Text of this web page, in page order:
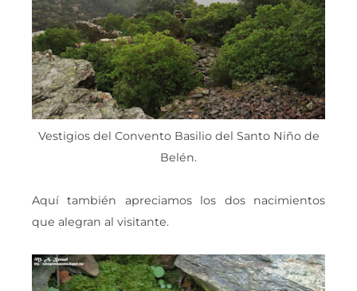
Vestigios del Convento Basilio del Santo Niño de
Belén.
Aquí también apreciamos los dos nacimientos
que alegran al visitante.